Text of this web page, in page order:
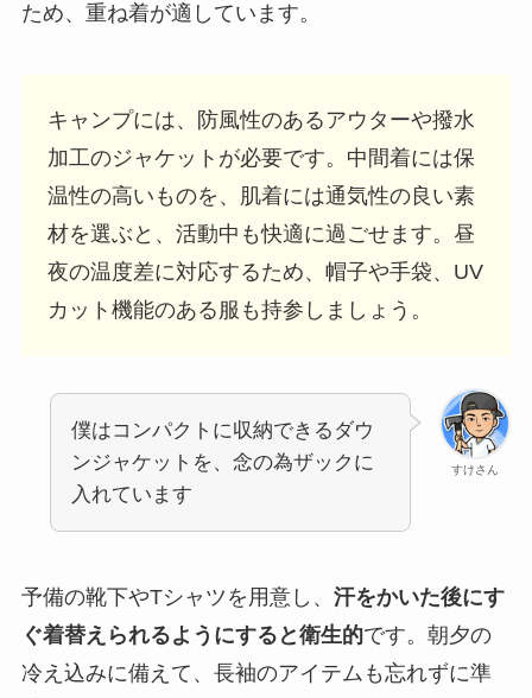
ため、重ね着が適しています。
キャンプには、防風性のあるアウターや撥水
加工のジャケットが必要です。中間着には保
温性の高いものを、肌着には通気性の良い素
材を選ぶと、活動中も快適に過ごせます。昼
夜の温度差に対応するため、帽子や手袋、UV
カット機能のある服も持参しましょう。
すけさん
僕はコンパクトに収納できるダウ
ンジャケットを、念の為ザックに
入れています
予備の靴下やTシャツを用意し、 汗をかいた後にす
ぐ着替えられるようにすると衛生的です。朝夕の
冷え込みに備えて、長袖のアイテムも忘れずに準